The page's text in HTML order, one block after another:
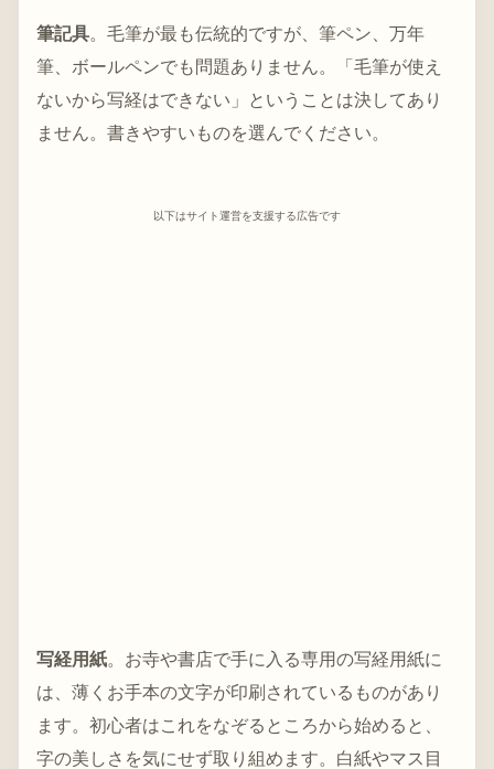
筆記具。毛筆が最も伝統的ですが、筆ペン、万年
筆、ボールペンでも問題ありません。「毛筆が使え
ないから写経はできない」ということは決してあり
ません。書きやすいものを選んでください。
以下はサイト運営を支援する広告です
写経用紙。お寺や書店で手に入る専用の写経用紙に
は、薄くお手本の文字が印刷されているものがあり
ます。初心者はこれをなぞるところから始めると、
字の美しさを気にせず取り組めます。白紙やマス目